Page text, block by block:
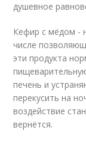
душевное
Кефир с мёдом -
числе
эти продукта
печень и
перекусить на
воздействие
вернётся.